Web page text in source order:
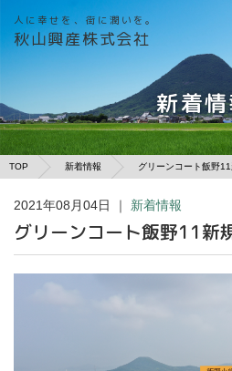
人に幸せを、街に潤いを。
秋山興産株式会社
新着
TOP 新着情報 グリーンコート飯野
2021年08月04日 ｜ 新着情報
グリーンコート飯野11新